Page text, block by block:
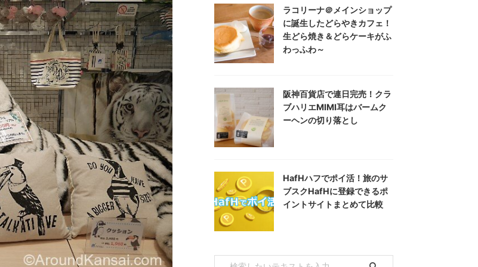
ラコリーナ＠メインショップ
に誕生したどらやきカフェ！
生どら焼き＆どらケーキがふ
わっふわ～
阪神百貨店で連日完売！クラ
ブハリエMIMI耳はバームク
ーヘンの切り落とし
HafHハフでポイ活！旅のサ
ブスクHafHに登録できるポ
イントサイトまとめて比較